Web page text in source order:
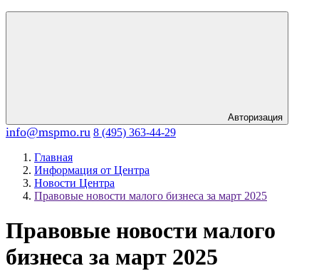
Авторизация
info@mspmo.ru 8 (495) 363-44-29
Главная
Информация от Центра
Новости Центра
Правовые новости малого бизнеса за март 2025
Правовые новости малого
бизнеса за март 2025